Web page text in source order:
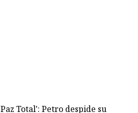
Total': Petro despide su